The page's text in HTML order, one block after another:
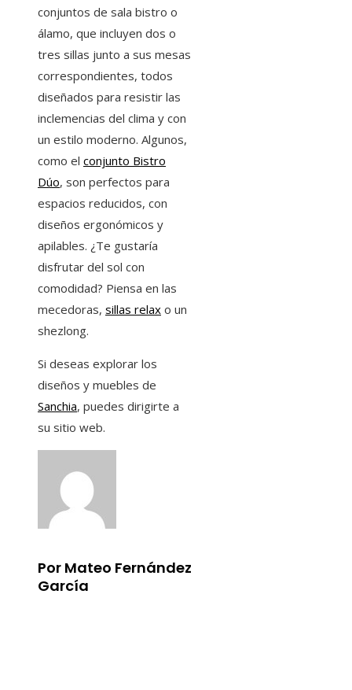
conjuntos de sala bistro o
álamo, que incluyen dos o
tres sillas junto a sus mesas
correspondientes, todos
diseñados para resistir las
inclemencias del clima y con
un estilo moderno. Algunos,
como el conjunto Bistro
Dúo, son perfectos para
espacios reducidos, con
diseños ergonómicos y
apilables. ¿Te gustaría
disfrutar del sol con
comodidad? Piensa en las
mecedoras, sillas relax o un
shezlong.
Si deseas explorar los
diseños y muebles de
Sanchia, puedes dirigirte a
su sitio web.
Por Mateo Fernández
García